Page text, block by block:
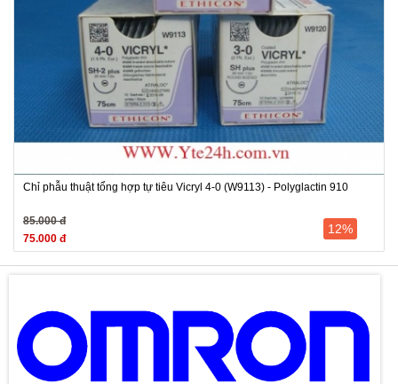
Chỉ phẫu thuật tổng hợp tự tiêu Vicryl 4-0 (W9113) - Polyglactin 910
85.000 đ
75.000 đ
12%